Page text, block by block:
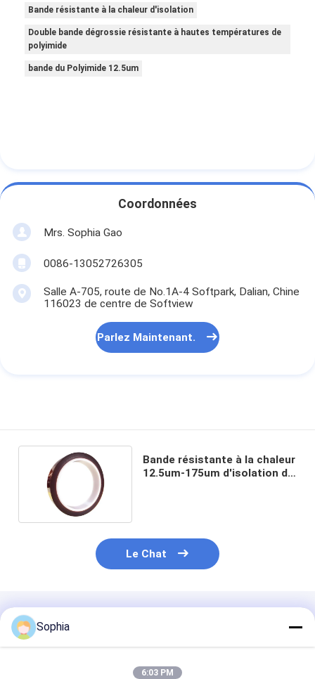
Ruban adhésif de papier d'aluminium
Ruban adhésif de tissu
Panneau d'isolation électrique
Bande résistante à la chaleur d'isolation
Double bande dégrossie résistante à hautes températures de
polyimide
bande du Polyimide 12.5um
Coordonnées
Mrs. Sophia Gao
0086-13052726305
Salle A-705, route de No.1A-4 Softpark, Dalian, Chine
116023 de centre de Softview
Parlez Maintenant.
Bande résistante à la chaleur
12.5um-175um d'isolation de
Le Chat
Produits Recommandés
Sophia
6:03 PM